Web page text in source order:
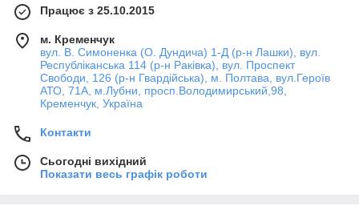
Працює з 25.10.2015
м. Кременчук
вул. В. Симоненка (О. Дундича) 1-Д (р-н Лашки), вул.
Республіканська 114 (р-н Раківка), вул. Проспект
Свободи, 126 (р-н Гвардійська), м. Полтава, вул.Героїв
АТО, 71А, м.Лубни, просп.Володимирський,98,
Кременчук, Україна
Контакти
Сьогодні вихідний
Показати весь графік роботи